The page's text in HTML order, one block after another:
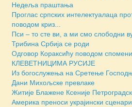
Недеља праштања
Проглас српских интелектуалаца
поводом криз...
Пси – то сте ви, а ми смо слободни
Трибина Србија се роди
Одговор Кораксићу поводом
КЛЕВЕТНИЦИМА РУСИЈЕ
Из богослужења на Сретење
Дани Михољске превлаке
Житије Блажене Ксеније
Америка преноси украјински